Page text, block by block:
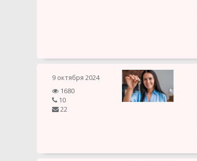
9 октября 2024
1680
10
22